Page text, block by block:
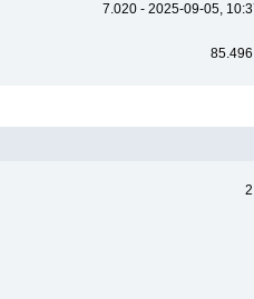
7.020 - 2025-09-05,